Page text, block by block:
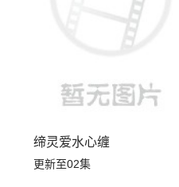
缔灵爱水心缠
更新至02集